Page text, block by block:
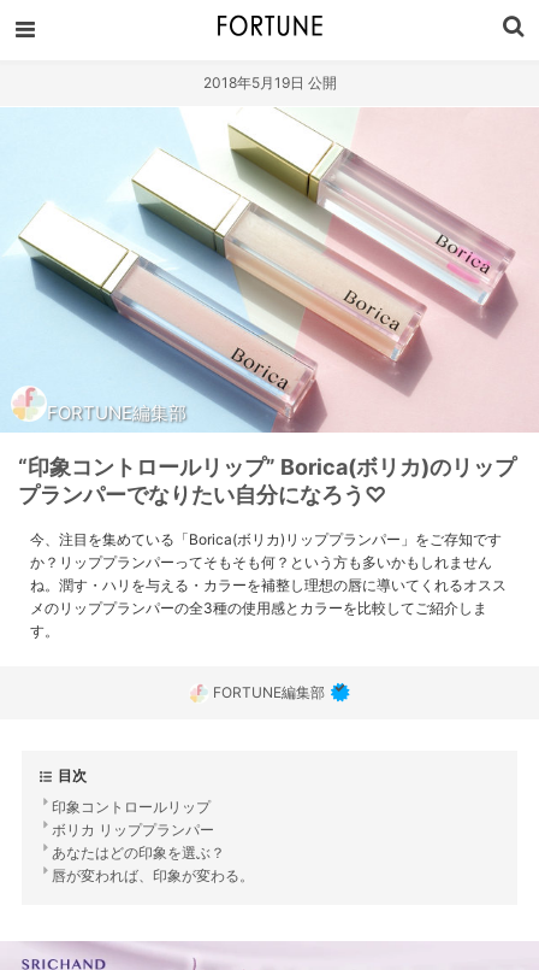
2018年5月19日 公開
FORTUNE編集部
“印象コントロールリップ” Borica(ボリカ)のリップ
プランパーでなりたい自分になろう♡
今、注目を集めている「Borica(ボリカ)リッププランパー」をご存知です
か？リッププランパーってそもそも何？という方も多いかもしれません
ね。潤す・ハリを与える・カラーを補整し理想の唇に導いてくれるオスス
メのリッププランパーの全3種の使用感とカラーを比較してご紹介しま
す。
FORTUNE編集部
目次
印象コントロールリップ
ボリカ リッププランパー
あなたはどの印象を選ぶ？
唇が変われば、印象が変わる。